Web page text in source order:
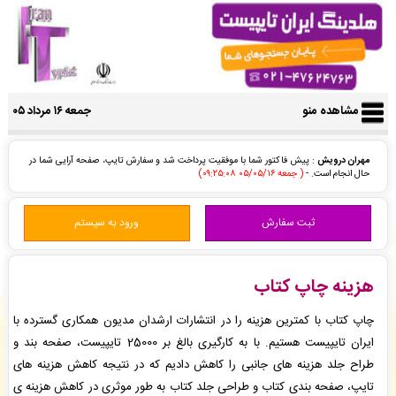
جمعه ۱۶ مرداد ۰۵ مشاهده منو
مهران درویش: پیش فاکتور شما با موفقیت پرداخت شد و سفارش تایپ، صفحه آرایی شما در
حال انجام است. -( جمعه ۰۵/۰۵/۱۶ ۰۹:۲۵:۰۸)
مهران درویش: پیش فاکتور شما با موفقیت پرداخت شد و سفارش تایپ، صفحه آرایی شما در
حال انجام است. -( جمعه ۰۵/۰۵/۱۶ ۰۹:۲۴:۰۷)
سید محمد رضا حسینی مقدم: سفارش مجله فارسی علمی پژوهشی شما ثبت شد به زودی توسط
اپراتور بررسی خواهد شد. -( جمعه ۰۵/۰۵/۱۶ ۰۹:۲۳:۱۲)
جمعه ۰۵/۰۵/۱۶ ۰۹:۲۰:۳۶)
مهران درویش
: سفارش بازنویسی سایت شما بررسی و پیش فاکتور برای شما صادر گردید. -
جمعه ۰۵/۰۵/۱۶ ۰۹:۱۹:۴۸)
ایرج مرادی
: فاکتور نهایی برای سفارش تایپ، صفحه آرایی شما صادر گردید برای دریافت سفارش
خود اقدام نمایید. - ( جمعه ۰۵/۰۵/۱۶ ۰۹:۱۹:۱۵)
مهران درویش: سفارش بازنویسی سایت شما ثبت شد به زودی توسط اپراتور بررسی خواهد شد. -
( جمعه ۰۵/۰۵/۱۶ ۰۹:۱۱:۰۱)
ثبت سفارش ورود به سیستم
هزینه چاپ کتاب
چاپ کتاب با کمترین هزینه را در انتشارات ارشدان مدیون همکاری گسترده با
ایران تایپیست هستیم. با به کارگیری بالغ بر 25000 تایپیست، صفحه بند و
طراح جلد هزینه های جانبی را کاهش دادیم که در نتیجه کاهش هزینه های
تایپ، صفحه بندی کتاب و طراحی جلد کتاب به طور موثری در کاهشهزینه ی